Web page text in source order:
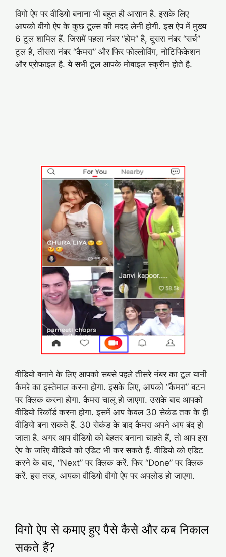
विगो ऐप पर वीडियो बनाना भी बहुत ही आसान है. इसके लिए
आपको वीगो ऐप के कुछ टूल्स की मदद लेनी होगी. इस ऐप में मुख्य
6 टूल शामिल हैं. जिसमें पहला नंबर “होम” है, दूसरा नंबर “सर्च”
टूल है, तीसरा नंबर “कैमरा” और फिर फोल्लोविंग, नोटिफिकेशन
और प्रोफाइल है. ये सभी टूल आपके मोबाइल स्क्रीन होते है.
वीडियो बनाने के लिए आपको सबसे पहले तीसरे नंबर का टूल यानी
कैमरे का इस्तेमाल करना होगा. इसके लिए, आपको “कैमरा” बटन
पर क्लिक करना होगा. कैमरा चालू हो जाएगा. उसके बाद आपको
वीडियो रिकॉर्ड करना होगा. इसमें आप केवल 30 सेकंड तक के ही
वीडियो बना सकते हैं. 30 सेकंड के बाद कैमरा अपने आप बंद हो
जाता है. अगर आप वीडियो को बेहतर बनाना चाहते हैं, तो आप इस
ऐप के जरिए वीडियो को एडिट भी कर सकते हैं. वीडियो को एडिट
करने के बाद, “Next” पर क्लिक करें. फिर “Done” पर क्लिक
करें. इस तरह, आपका वीडियो वीगो ऐप पर अपलोड हो जाएगा.
विगो ऐप से कमाए हुए पैसे कैसे और कब निकाल
सकते हैं?